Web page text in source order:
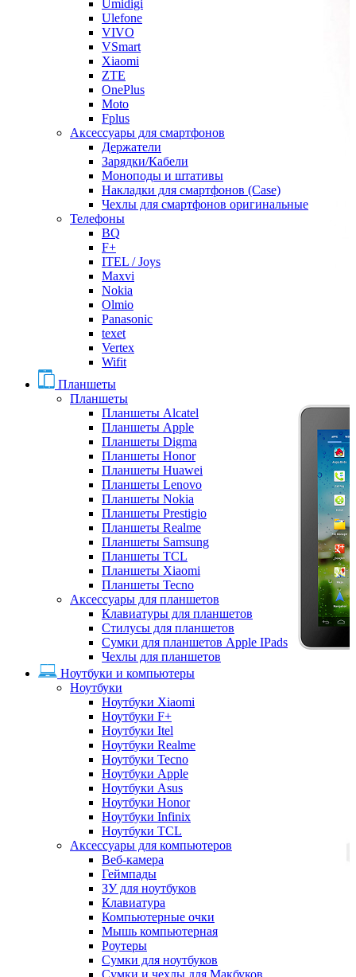
Umidigi
Ulefone
VIVO
VSmart
Xiaomi
ZTE
OnePlus
Moto
Fplus
Аксессуары для смартфонов
Держатели
Зарядки/Кабели
Моноподы и штативы
Накладки для смартфонов (Case)
Чехлы для смартфонов оригинальные
Телефоны
BQ
F+
ITEL / Joys
Maxvi
Nokia
Olmio
Panasonic
texet
Vertex
Wifit
Планшеты
Планшеты
Планшеты Alcatel
Планшеты Apple
Планшеты Digma
Планшеты Honor
Планшеты Huawei
Планшеты Lenovo
Планшеты Nokia
Планшеты Prestigio
Планшеты Realme
Планшеты Samsung
Планшеты TCL
Планшеты Xiaomi
Планшеты Tecno
Аксессуары для планшетов
Клавиатуры для планшетов
Стилусы для планшетов
Сумки для планшетов Apple IPads
Чехлы для планшетов
Ноутбуки и компьютеры
Ноутбуки
Ноутбуки Xiaomi
Ноутбуки F+
Ноутбуки Itel
Ноутбуки Realme
Ноутбуки Tecno
Ноутбуки Apple
Ноутбуки Asus
Ноутбуки Honor
Ноутбуки Infinix
Ноутбуки TCL
Аксессуары для компьютеров
Веб-камера
Геймпады
ЗУ для ноутбуков
Клавиатура
Компьютерные очки
Мышь компьютерная
Роутеры
Сумки для ноутбуков
Сумки и чехлы для Макбуков